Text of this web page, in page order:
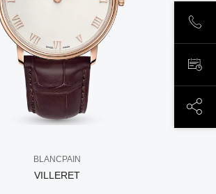
BLANCPAIN
VILLERET